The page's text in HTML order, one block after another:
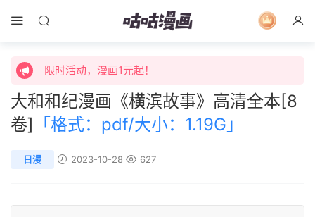
限时活动，漫画1元起！
限时活动，漫画1元起！
限时特价购买终身会员享受全站免费体验！
大和和纪漫画《横滨故事》高清全本[8
卷]
「格式：pdf/大小：1.19G」
日漫 2023-10-28 627